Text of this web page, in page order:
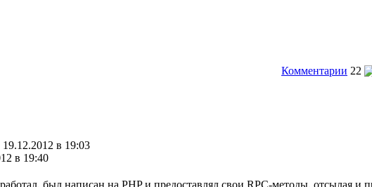
Комментарии 22
в 19:03
в 19:40
был написан на PHP и предоставлял свои RPC-методы, отсылая и